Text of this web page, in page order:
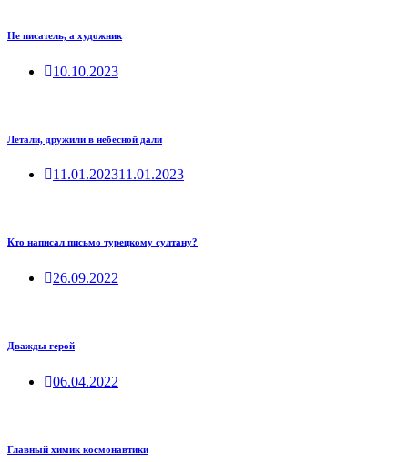
Не писатель, а художник
10.10.2023
Летали, дружили в небесной дали
11.01.202311.01.2023
Кто написал письмо турецкому султану?
26.09.2022
Дважды герой
06.04.2022
Главный химик космонавтики